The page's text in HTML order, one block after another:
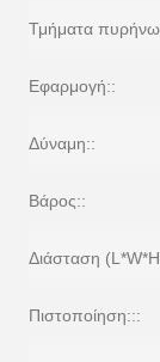
Τμήματα
Εφαρμογή::
Δύναμη::
Βάρος::
Διάσταση
Πιστοποίηση:::